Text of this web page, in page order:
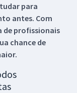
para
antes. Com
de profissionais
chance de